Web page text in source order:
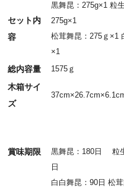
セット内
容
黒舞昆：275g×1 粒
275g×1
松茸舞昆：275ｇ×1
×1
総内容量 1575ｇ
木箱サイ
ズ
賞味期限
黒舞昆：180日 粒
日
白白舞昆：90日 松